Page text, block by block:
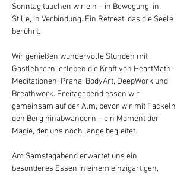
Sonntag tauchen wir ein – in Bewegung, in
Stille, in Verbindung. Ein Retreat, das die Seele
berührt.
Wir genießen wundervolle Stunden mit
Gastlehrern, erleben die Kraft von HeartMath-
Meditationen, Prana, BodyArt, DeepWork und
Breathwork. Freitagabend essen wir
gemeinsam auf der Alm, bevor wir mit Fackeln
den Berg hinabwandern – ein Moment der
Magie, der uns noch lange begleitet.
Am Samstagabend erwartet uns ein
besonderes Essen in einem einzigartigen,